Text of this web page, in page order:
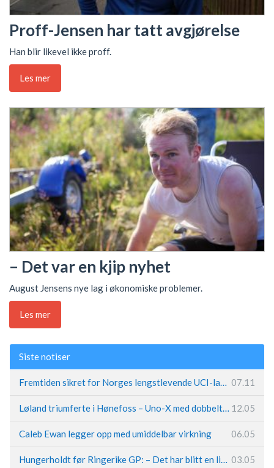
Proff-Jensen har tatt avgjørelse
Han blir likevel ikke proff.
Les mer
– Det var en kjip nyhet
August Jensens nye lag i økonomiske problemer.
Les mer
Siste notiser
Fremtiden sikret for Norges lengstlevende UCI-lag – Kristoff trer inn i sentral rolle 07.11
Løland triumferte i Hønefoss – Uno-X med dobbeltslag på hjemmebane 12.05
Caleb Ewan legger opp med umiddelbar virkning 06.05
Hungerholdt før Ringerike GP: – Det har blitt en livsstil 03.05